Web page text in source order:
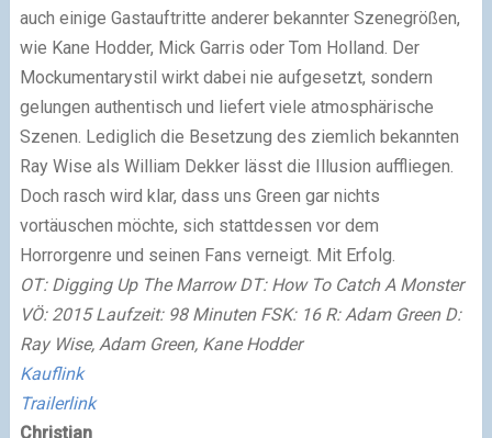
auch einige Gastauftritte anderer bekannter Szenegrößen,
wie Kane Hodder, Mick Garris oder Tom Holland. Der
Mockumentarystil wirkt dabei nie aufgesetzt, sondern
gelungen authentisch und liefert viele atmosphärische
Szenen. Lediglich die Besetzung des ziemlich bekannten
Ray Wise als William Dekker lässt die Illusion auffliegen.
Doch rasch wird klar, dass uns Green gar nichts
vortäuschen möchte, sich stattdessen vor dem
Horrorgenre und seinen Fans verneigt. Mit Erfolg.
OT: Digging Up The Marrow DT: How To Catch A Monster
VÖ: 2015 Laufzeit: 98 Minuten FSK: 16 R: Adam Green D:
Ray Wise, Adam Green, Kane Hodder
Kauflink
Trailerlink
Christian